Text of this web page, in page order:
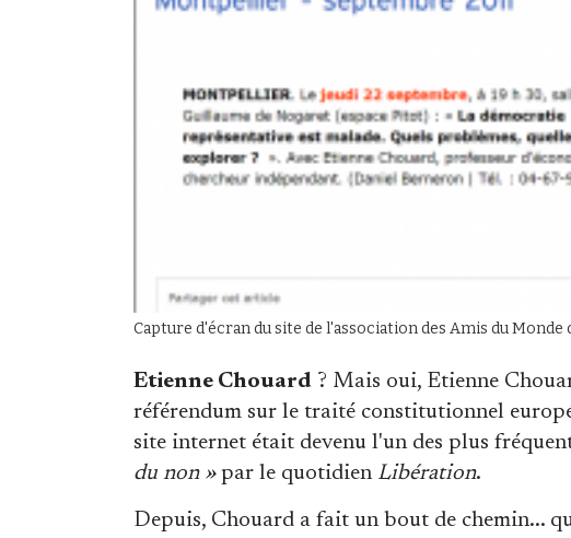
Capture d'écran du site de l'association des Amis du
Etienne Chouard ? Mais oui, Etienne
référendum sur le traité constitutionnel
site internet était devenu l'un des plus
du non »par le quotidien Libération.
Depuis, Chouard a fait un bout de chemin...